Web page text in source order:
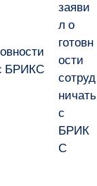
БРИКС